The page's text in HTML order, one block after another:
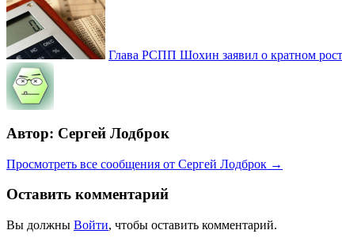
Глава РСПП Шохин заявил о кратном
Автор: Сергей Лодброк
Просмотреть все сообщения от Сергей Лодброк →
Оставить комментарий
Вы должны Войти, чтобы оставить комментарий.